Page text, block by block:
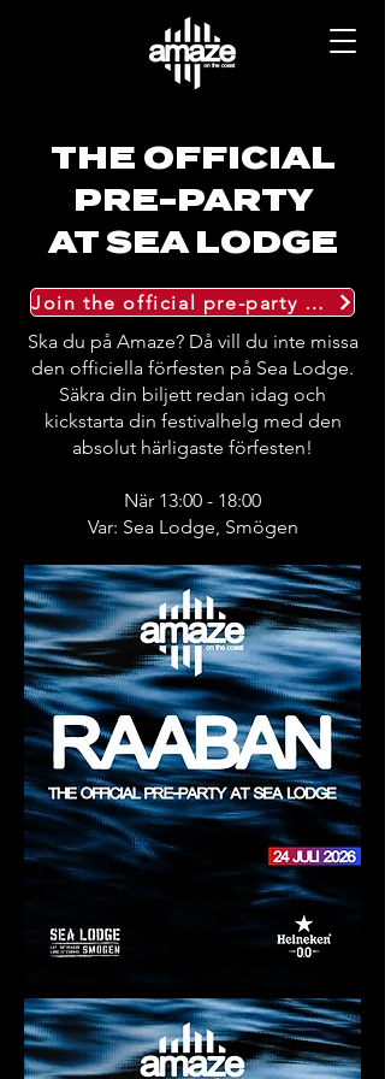
THE OFFICIAL
PRE-PARTY
AT SEA LODGE
Join the official pre-party at Sea Lodge
Ska du på Amaze? Då vill du inte missa
den officiella förfesten på Sea Lodge.
Säkra din biljett redan idag och
kickstarta din festivalhelg med den
absolut härligaste förfesten!
När 13:00 - 18:00
Var: Sea Lodge, Smögen